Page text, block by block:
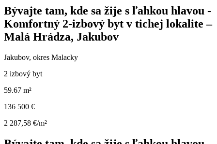
Bývajte tam, kde sa žije s ľahkou hlavou -
Komfortný 2-izbový byt v tichej lokalite –
Malá Hrádza, Jakubov
Jakubov, okres Malacky
2 izbový byt
59.67 m²
136 500 €
2 287,58 €/m²